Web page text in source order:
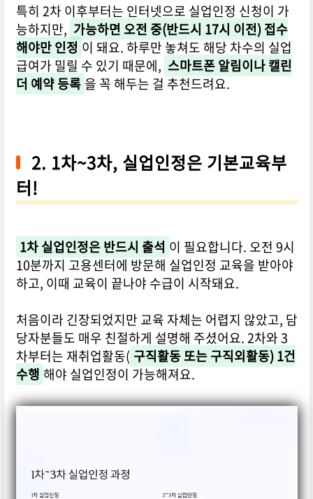
특히 2차 이후부터는 인터넷으로 실업인정 신청이 가
능하지만, 가능하면 오전 중(반드시 17시 이전) 접수
해야만 인정 이 돼요. 하루만 놓쳐도 해당 차수의 실업
급여가 밀릴 수 있기 때문에, 스마트폰 알림이나 캘린
더 예약 등록 을 꼭 해두는 걸 추천드려요.
2. 1차~3차, 실업인정은 기본교육부
터!
1차 실업인정은 반드시 출석 이 필요합니다. 오전 9시
10분까지 고용센터에 방문해 실업인정 교육을 받아야
하고, 이때 교육이 끝나야 수급이 시작돼요.
처음이라 긴장되었지만 교육 자체는 어렵지 않았고, 담
당자분들도 매우 친절하게 설명해 주셨어요. 2차와 3
차부터는 재취업활동( 구직활동 또는 구직외활동) 1건
수행 해야 실업인정이 가능해져요.